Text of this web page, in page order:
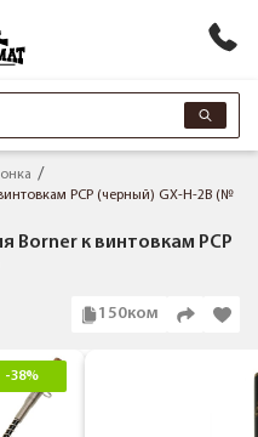
PCP (черный) GX-H-2B (№
Borner к винтовкам PCP
150ком
-38%